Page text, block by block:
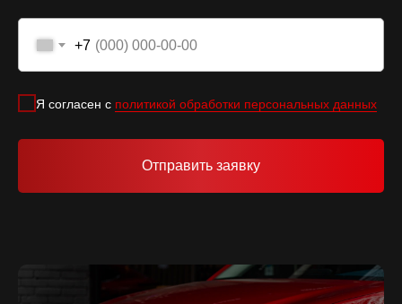
+7
Я согласен с политикой обработки персональных данных
Отправить заявку